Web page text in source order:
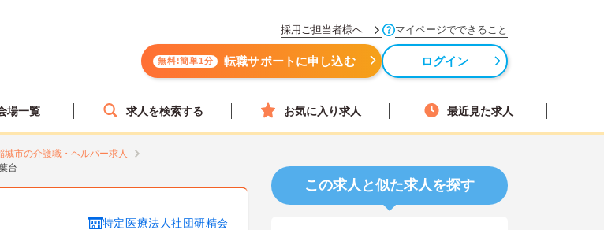
採用ご担当者様へ マイページでできること
無料!簡単1分 転職サポートに申し込む ログイン
場一覧 求人を検索する お気に入り求人 最近見た求人
城市の介護職・ヘルパー求人
台
特定医療法人社団研精会
この求人と似た求人を探す